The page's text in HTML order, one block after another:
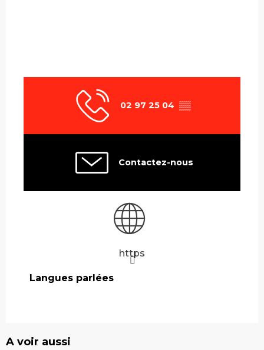
02 97 25 04 ▒▒
Contactez-nous
https
Langues parlées
Langues parlées
A voir aussi